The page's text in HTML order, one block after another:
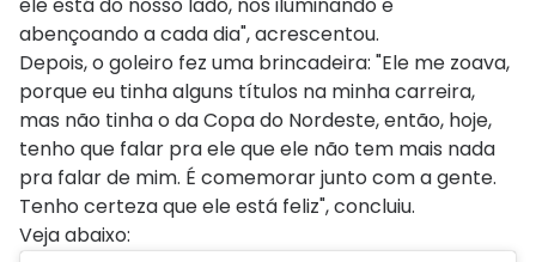
ele está do nosso lado, nos iluminando e
abençoando a cada dia", acrescentou.
Depois, o goleiro fez uma brincadeira: "Ele me zoava,
porque eu tinha alguns títulos na minha carreira,
mas não tinha o da Copa do Nordeste, então, hoje,
tenho que falar pra ele que ele não tem mais nada
pra falar de mim. É comemorar junto com a gente.
Tenho certeza que ele está feliz", concluiu.
Veja abaixo: